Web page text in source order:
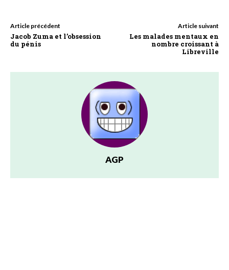
Article précédent
Jacob Zuma et l’obsession
du pénis
Article suivant
Les malades mentaux en
nombre croissant à
Libreville
AGP